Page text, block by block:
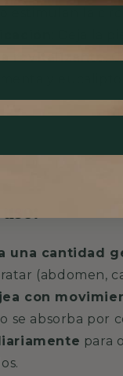
estimulan la
: Deja la
revitalizante:
una cantidad
(abdomen,
con
se absorba por
para